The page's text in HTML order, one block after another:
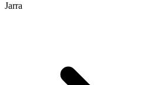
Jarra